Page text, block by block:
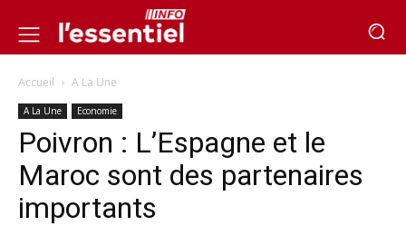
Accueil A La Une
A La Une Economie
Poivron : L’Espagne et le
Maroc sont des partenaires
importants